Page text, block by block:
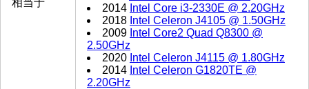
相当于
2014 Intel Core i3-2330E @ 2.20GHz
2018 Intel Celeron J4105 @ 1.50GHz
2009 Intel Core2 Quad Q8300 @
2.50GHz
2020 Intel Celeron J4115 @ 1.80GHz
2014 Intel Celeron G1820TE @
2.20GHz